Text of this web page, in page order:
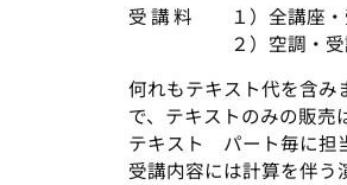
受 講 料 １）全講座
２）空調・受講／
何れもテキスト代を
で、テキストのみの販売
テキスト パート毎に担
受講内容には計算を伴う